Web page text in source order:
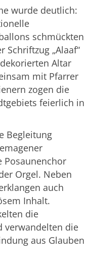
wurde deutlich:
schmückten
Schriftzug „Alaaf“
Altar
mit Pfarrer
zogen die
feierlich in
Begleitung
Posaunenchor
Orgel. Neben
auch
Inhalt.
die
verwandelten die
aus Glauben